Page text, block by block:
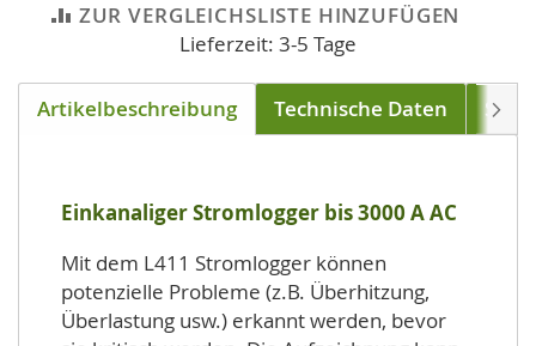
ZUR VERGLEICHSLISTE HINZUFÜGEN
Lieferzeit: 3-5 Tage
Artikelbeschreibung Technische Daten
Einkanaliger Stromlogger bis 3000 A AC
Mit dem L411 Stromlogger können
potenzielle Probleme (z.B. Überhitzung,
Überlastung usw.) erkannt werden, bevor